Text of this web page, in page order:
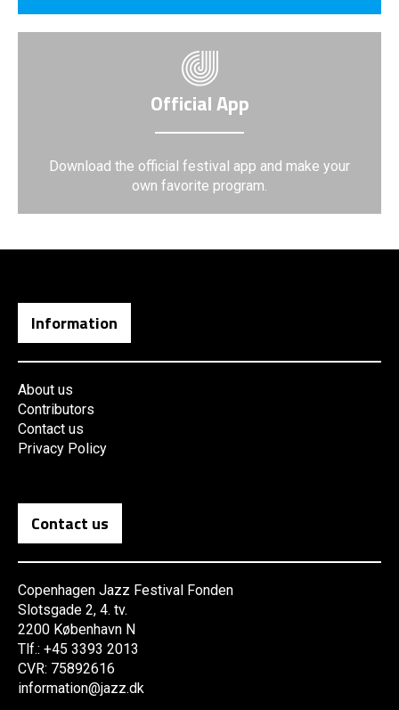
Official App
Download the official festival app and make your
own favorite program.
Information
About us
Contributors
Contact us
Privacy Policy
Contact us
Copenhagen Jazz Festival Fonden
Slotsgade 2, 4. tv.
2200 København N
Tlf.: +45 3393 2013
CVR: 75892616
information@jazz.dk